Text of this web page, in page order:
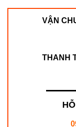
VẬN
THANH